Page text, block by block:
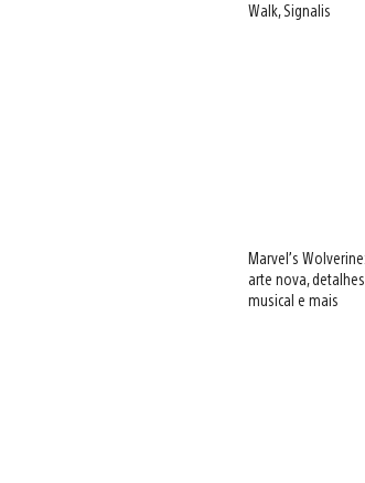
Walk, Signalis
Marvel’s
arte nova,
musical e mais